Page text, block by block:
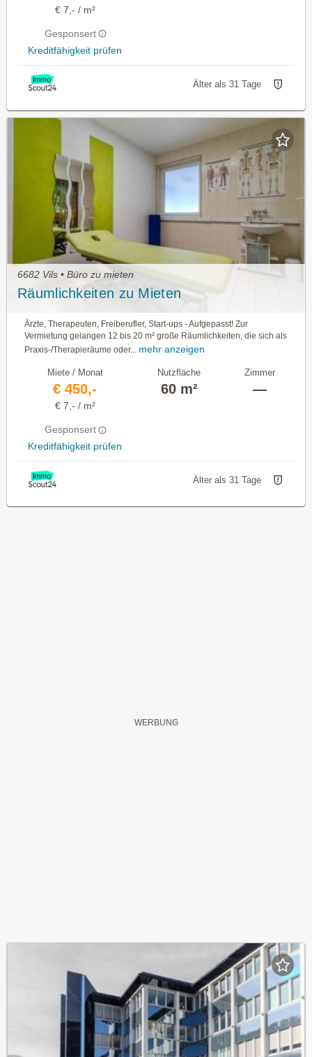
€ 7,- / m²
Gesponsert
Kreditfähigkeit prüfen
Älter als 31 Tage
6682 Vils • Büro zu mieten
Räumlichkeiten zu Mieten
Ärzte, Therapeuten, Freiberufler, Start-ups - Aufgepasst! Zur
Vermietung gelangen 12 bis 20 m² große Räumlichkeiten, die sich als
Praxis-/Therapieräume oder... mehr anzeigen
Miete / Monat
€ 450,-
€ 7,- / m²
Gesponsert
Kreditfähigkeit prüfen
Nutzfläche
60 m²
Zimmer
—
Älter als 31 Tage